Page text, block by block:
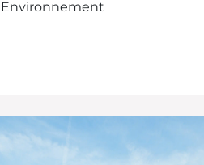
Environnement